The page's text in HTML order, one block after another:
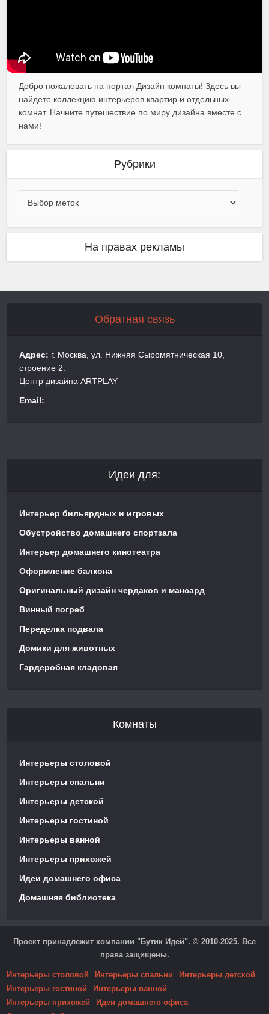
Добро пожаловать на портал Дизайн комнаты! Здесь вы
найдете коллекцию интерьеров квартир и отдельных
комнат. Начните путешествие по миру дизайна вместе с
нами!
Рубрики
На правах рекламы
Обратная связь
Адрес: г. Москва, ул. Нижняя Сыромятническая 10,
строение 2.
Центр дизайна ARTPLAY
Email:
Идеи для:
Интерьер бильярдных и игровых
Обустройство домашнего спортзала
Интерьер домашнего кинотеатра
Оформление балкона
Оригинальный дизайн чердаков и мансард
Винный погреб
Переделка подвала
Домики для животных
Гардеробная кладовая
Комнаты
Интерьеры столовой
Интерьеры спальни
Интерьеры детской
Интерьеры гостиной
Интерьеры ванной
Интерьеры прихожей
Идеи домашнего офиса
Домашняя библиотека
Проект принадлежит компании "Бутик Идей". © 2010-2025. Все
права защищены.
Интерьеры столовой Интерьеры спальни
Интерьеры детской
Интерьеры гостиной
Интерьеры ванной
Интерьеры прихожей
Идеи домашнего офиса